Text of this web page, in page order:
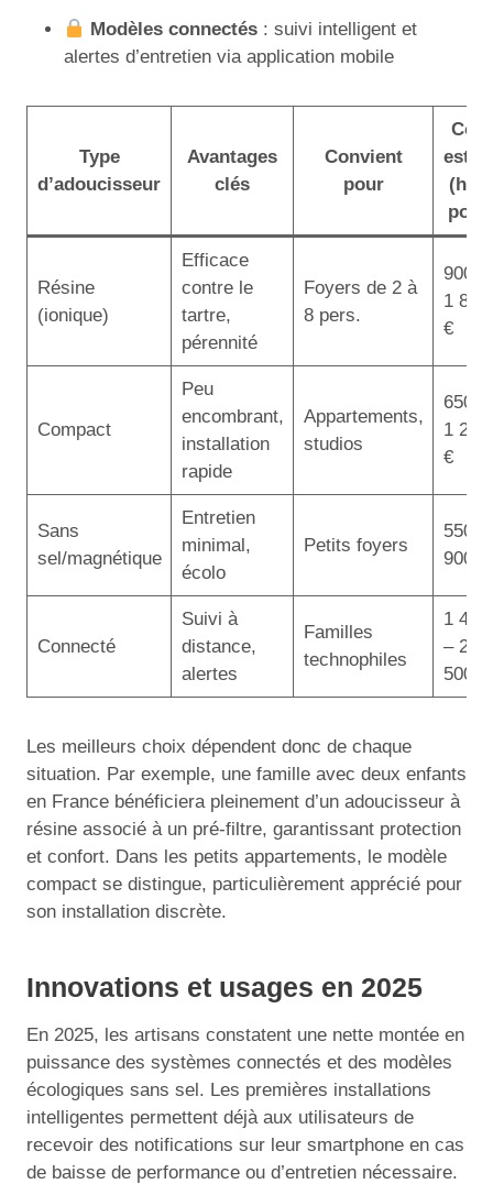
Modèles connectés : suivi intelligent et
alertes d’entretien via application mobile
Type
d’adoucisseur
Avantages
clés
Convient
pour
Coût
Résine
(ionique)
Efficace
contre le
tartre,
pérennité
Foyers de 2 à
8 pers.
900 –
1 800
€
Compact
Peu
encombrant,
installation
rapide
Appartements,
studios
650 –
1 200
€
Sans
sel/magnétique
Entretien
minimal,
écolo
Petits foyers
550 –
900 €
Connecté
Suivi à
distance,
alertes
Familles
technophiles
1 400
– 2
500 €
Les meilleurs choix dépendent donc de chaque
situation. Par exemple, une famille avec deux enfants
en France bénéficiera pleinement d’un adoucisseur à
résine associé à un pré-filtre, garantissant protection
et confort. Dans les petits appartements, le modèle
compact se distingue, particulièrement apprécié pour
son installation discrète.
Innovations et usages en 2025
En 2025, les artisans constatent une nette montée en
puissance des systèmes connectés et des modèles
écologiques sans sel. Les premières installations
intelligentes permettent déjà aux utilisateurs de
recevoir des notifications sur leur smartphone en cas
de baisse de performance ou d’entretien nécessaire.